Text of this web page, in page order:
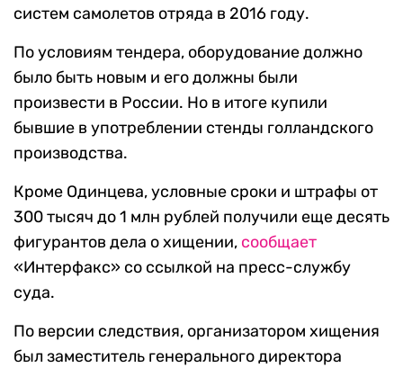
систем самолетов отряда в 2016 году.
По условиям тендера, оборудование должно
было быть новым и его должны были
произвести в России. Но в итоге купили
бывшие в употреблении стенды голландского
производства.
Кроме Одинцева, условные сроки и штрафы от
300 тысяч до 1 млн рублей получили еще десять
фигурантов дела о хищении, сообщает
«Интерфакс» со ссылкой на пресс-службу
суда.
По версии следствия, организатором хищения
был заместитель генерального директора